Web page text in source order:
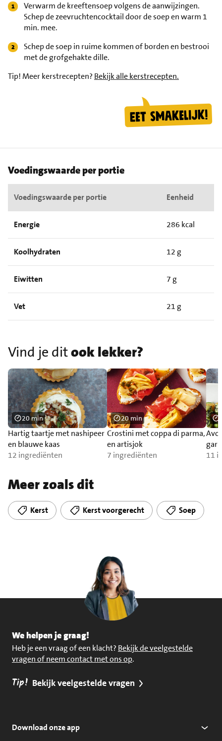
Verwarm de kreeftensoep volgens de aanwijzingen.
Schep de zeevruchtencocktail door de soep en warm 1
min. mee.
Schep de soep in ruime kommen of borden en bestrooi
met de grofgehakte dille.
Tip!Meer kerstrecepten? Bekijk alle kerstrecepten.
Voedingswaarde per portie
Voedingswaarde per portie Eenheid
Energie 286 kcal
Koolhydraten 12 g
Eiwitten 7 g
Vet 21 g
Vind je ditook lekker?
Hartig taartje met nashipeer
en blauwe kaas
12 ingrediënten
20 min
Crostini met coppa di parma,
en artisjok
7 ingrediënten
20 min
11
Meer zoals dit
Kerst Kerst voorgerecht Soep
We helpen je graag!
Heb je een vraag of een klacht? Bekijk de veelgestelde
vragen of neem contact met ons op.
Tip! Bekijk veelgestelde vragen
Download onze app